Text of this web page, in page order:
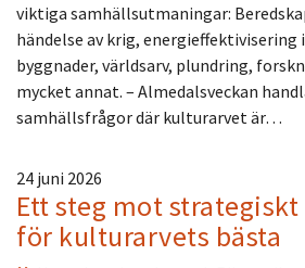
viktiga samhällsutmaningar:
händelse av krig,
byggnader, världsarv, plundring,
mycket annat. – Almedalsveckan
samhällsfrågor där kulturarvet är…
24 juni 2026
Ett steg mot
för kulturarvets bästa